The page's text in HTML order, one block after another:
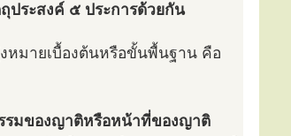
ระสงค์ ๕ ประการด้วยกัน
หมายเบื้องต้นหรือขั้นพื้นฐาน คือ
รมของญาติหรือหน้าที่ของญาติ